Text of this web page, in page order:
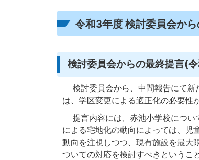
令和3年度 検討委員会か
検討委員会からの最終提言(
検討委員会から、中間報告にて新
は、学区変更による適正化の必要性
提言内容には、赤池小学校につい
による宅地化の動向によっては、児
動向を注視しつつ、現有施設を最大
ついての対応を検討すべきというこ